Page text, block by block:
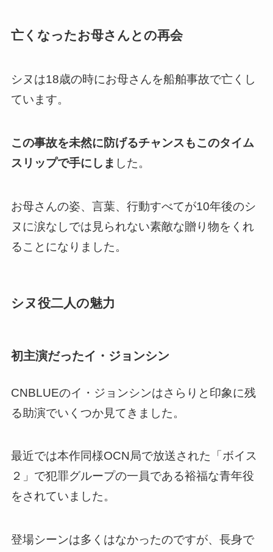
亡くなったお母さんとの再会
シヌは18歳の時にお母さんを船舶事故で亡くし
ています。
この事故を未然に防げるチャンスもこのタイム
スリップで手にしま した。
お母さんの姿、言葉、行動すべてが10年後のシ
ヌに涙なしでは見られない素敵な贈り物をくれ
ることになりました。
シヌ役二人の魅力
初主演だったイ・ジョンシン
CNBLUEのイ・ジョンシンはさらりと印象に残
る助演でいくつか見てきました。
最近では本作同様OCN局で放送された「ボイス
２」で犯罪グループの一員である裕福な青年役
をされていました。
登場シーンは多くはなかったのですが、長身で